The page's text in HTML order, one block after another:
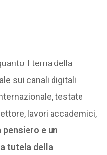
il tema della
sui canali digitali
testate
lavori accademici,
pensiero e un
tutela della